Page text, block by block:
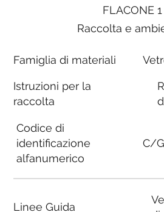
FLACONE 1
Raccolta e
Famiglia di materiali
Istruzioni per la
raccolta
Codice di
identificazione
alfanumerico
Linee Guida
C/